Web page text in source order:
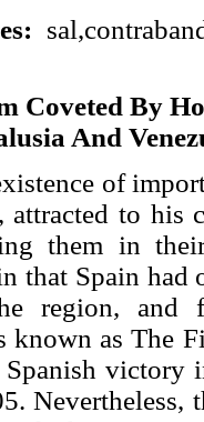
Coveted By
And
of
attracted to his
them in
that Spain had
region, and
as The
victory
Nevertheless,